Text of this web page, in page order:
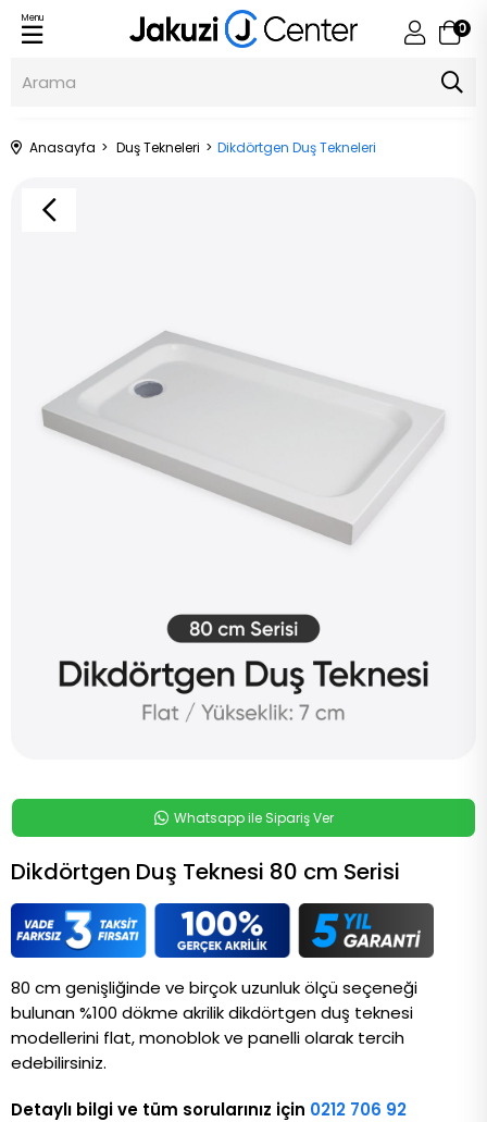
0
Menu
Anasayfa Duş Tekneleri Dikdörtgen Duş Tekneleri
Whatsapp ile Sipariş Ver
Dikdörtgen Duş Teknesi 80 cm Serisi
80 cm genişliğinde ve birçok uzunluk ölçü seçeneği
bulunan %100 dökme akrilik dikdörtgen duş teknesi
modellerini flat, monoblok ve panelli olarak tercih
edebilirsiniz.
Detaylı bilgi ve tüm sorularınız için 0212 706 92